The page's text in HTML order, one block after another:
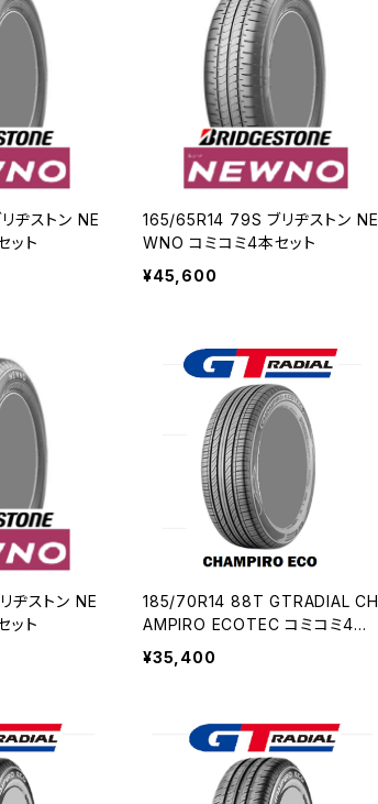
ヂストン NE
ット
165/65R14 79S ブリヂストン NE
WNO コミコミ4本セット
¥45,600
ヂストン NE
ット
185/70R14 88T GTRADIAL CH
AMPIRO ECOTEC コミコミ4本
セット
¥35,400